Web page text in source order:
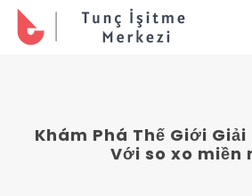
Khám Phá Thế Giới
Với so xo miền